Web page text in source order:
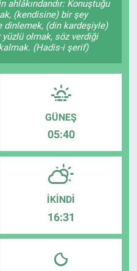
Konuştuğu
(kendisine) bir şey
dinlemek, (din kardeşiyle)
yüzlü olmak, söz verdiği
(Hadis-i şerif)
GÜNEŞ
05:40
İKINDI
16:31